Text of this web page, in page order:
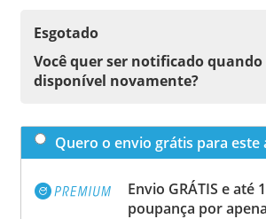
Esgotado
Você quer ser notificado
disponível novamente?
Quero o envio grátis para este
Envio GRÁTIS e até
poupança por